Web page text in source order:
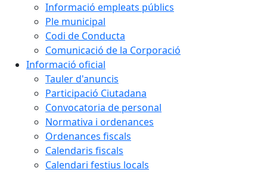
Informació empleats públics
Ple municipal
Codi de Conducta
Comunicació de la Corporació
Informació oficial
Tauler d'anuncis
Participació Ciutadana
Convocatoria de personal
Normativa i ordenances
Ordenances fiscals
Calendaris fiscals
Calendari festius locals